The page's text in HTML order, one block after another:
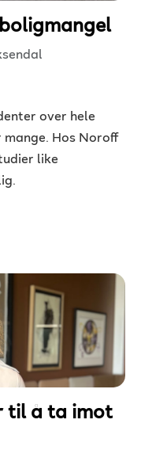
over hele
Hos Noroff
like
til å ta imot